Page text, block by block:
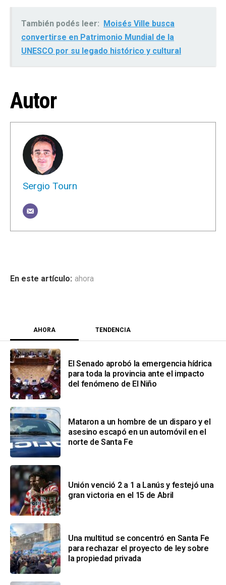
También podés leer:
Moisés Ville busca
convertirse en Patrimonio Mundial de la
UNESCO por su legado histórico y cultural
Autor
Sergio Tourn
ahora
AHORA TENDENCIA
El Senado aprobó la emergencia hídrica
para toda la provincia ante el impacto
del fenómeno de El Niño
Mataron a un hombre de un disparo y el
asesino escapó en un automóvil en el
norte de Santa Fe
Unión venció 2 a 1 a Lanús y festejó una
gran victoria en el 15 de Abril
Una multitud se concentró en Santa Fe
para rechazar el proyecto de ley sobre
la propiedad privada